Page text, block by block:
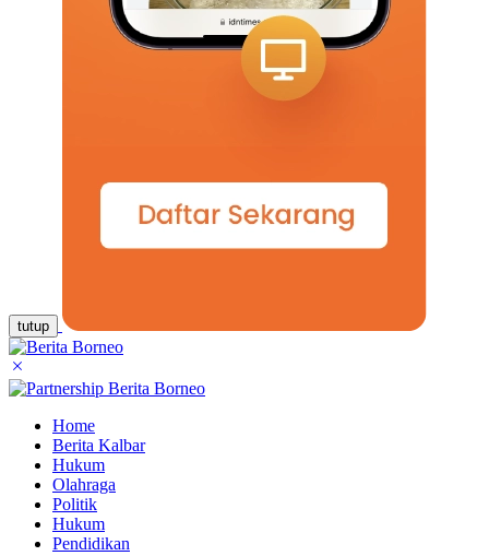
tutup
Home
Berita Kalbar
Hukum
Olahraga
Politik
Hukum
Pendidikan